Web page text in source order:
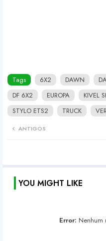
Tags 6X2 DAWN
DF 6X2
EUROPA KIVEL
STYLO ETS2
TRUCK
ANTIGOS
YOU MIGHT LIKE
Error: Nenhum